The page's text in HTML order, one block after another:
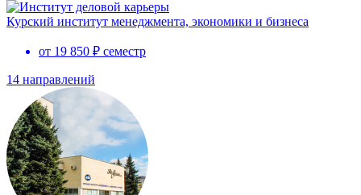
Курский институт менеджмента, экономики и бизнеса
от 19 850 ₽ семестр
14 направлений